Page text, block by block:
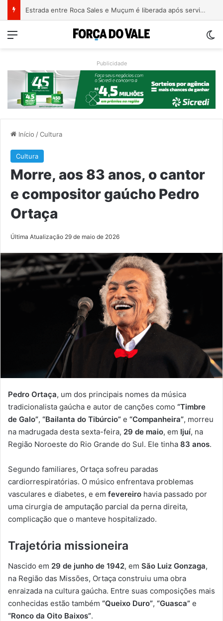
Patrimônio de Paulo Pimenta salta de R$ 192 mil para R$ 1,87 milhão em 4 anos
Menu
Publicidade
Início /Cultura
Cultura
Morre, aos 83 anos, o cantor
e compositor gaúcho Pedro
Ortaça
Última Atualização 29 de maio de 2026
Pedro Ortaça, um dos principais nomes da música
tradicionalista gaúcha e autor de canções como “Timbre
de Galo”, “Bailanta do Tibúrcio” e “Companheira”, morreu
na madrugada desta sexta-feira, 29 de maio, em Ijuí, na
Região Noroeste do Rio Grande do Sul. Ele tinha 83 anos.
Segundo familiares, Ortaça sofreu paradas
cardiorrespiratórias. O músico enfrentava problemas
vasculares e diabetes, e em fevereiro havia passado por
uma cirurgia de amputação parcial da perna direita,
complicação que o manteve hospitalizado.
Trajetória missioneira
Nascido em 29 de junho de 1942, em São Luiz Gonzaga,
na Região das Missões, Ortaça construiu uma obra
enraizada na cultura gaúcha. Entre suas composições mais
conhecidas estão também “Queixo Duro”, “Guasca” e
“Ronco da Oito Baixos”.